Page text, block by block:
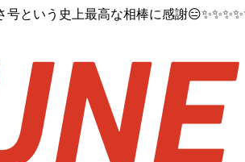
という史上最高な相棒に感謝